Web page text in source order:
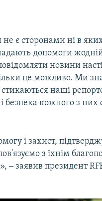
є сторонами ні в
допомоги
новини
це можливо. Ми
наші
і безпека кожного з
і захист,
з їхнім
‒ заявив президент